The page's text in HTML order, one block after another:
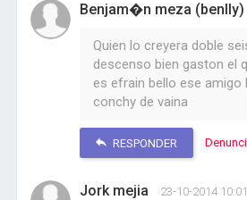
Benjam�n meza (benlly)
Quien lo creyera doble
descenso bien gaston el
es efrain bello ese
conchy de vaina
RESPONDER
Jork mejia 23-10-2014 10:01